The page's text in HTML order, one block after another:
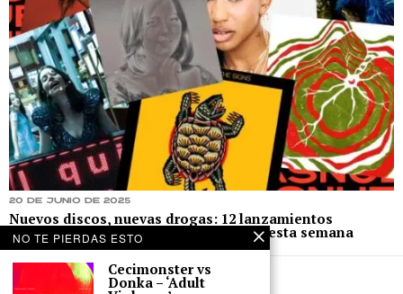
20 de junio de 2025
Nuevos discos, nuevas drogas: 12 lanzamientos
musicales que puedes escuchar desde esta semana
NO TE PIERDAS ESTO
Cecimonster vs
Donka – ‘Adult